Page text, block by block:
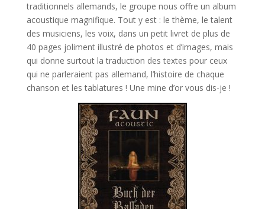
traditionnels allemands, le groupe nous offre un album
acoustique magnifique. Tout y est : le thème, le talent
des musiciens, les voix, dans un petit livret de plus de
40 pages joliment illustré de photos et d’images, mais
qui donne surtout la traduction des textes pour ceux
qui ne parleraient pas allemand, l’histoire de chaque
chanson et les tablatures ! Une mine d’or vous dis-je !